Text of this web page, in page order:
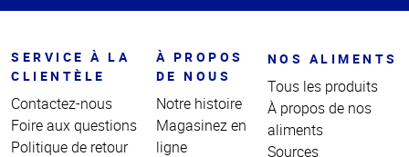
SERVICE À LA
CLIENTÈLE
Contactez-nous
Foire aux questions
Politique de retour
À PROPOS
DE NOUS
Notre histoire
Magasinez en
ligne
NOS ALIMENTS
Tous les produits
À propos de nos
aliments
Sources